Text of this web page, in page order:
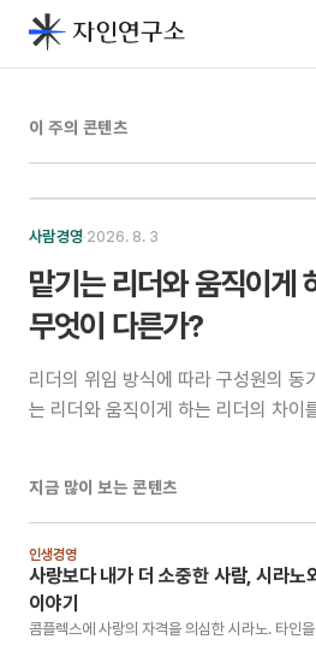
이 주의 콘텐츠
사람경영·2026. 8. 3
맡기는 리더와 움직이게
무엇이 다른가?
리더의 위임 방식에 따라 구성원의 동
는 리더와 움직이게 하는 리더의 차이
지금 많이 보는 콘텐츠
인생경영
사랑보다 내가 더 소중한 사람, 시라노
이야기
콤플렉스에 사랑의 자격을 의심한 시라노. 타인을